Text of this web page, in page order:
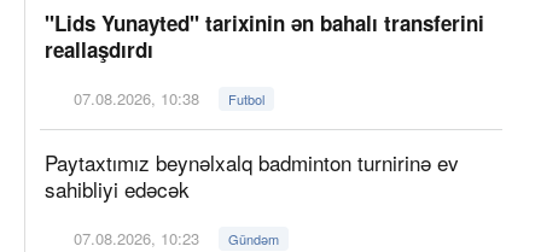
"Lids Yunayted" tarixinin ən bahalı transferini
reallaşdırdı
07.08.2026, 10:38 Futbol
Paytaxtımız beynəlxalq badminton turnirinə ev
sahibliyi edəcək
07.08.2026, 10:23 Gündəm